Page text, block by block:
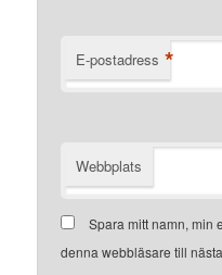
E-postadress *
Webbplats
Spara mitt namn, min
denna webbläsare till